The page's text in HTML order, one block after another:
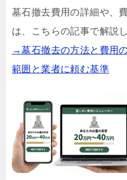
墓石撤去費用の詳細や、
は、こちらの記事で解説
→墓石撤去の方法と費用
範囲と業者に頼む基準